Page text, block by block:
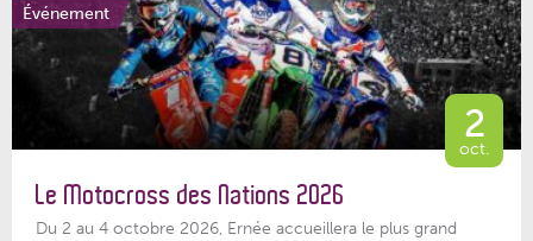
Événement
2
oct.
Le Motocross des Nations 2026
Du 2 au 4 octobre 2026, Ernée accueillera le plus grand